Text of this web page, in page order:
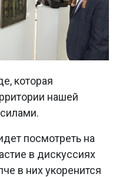
которая
нашей
посмотреть на
в дискуссиях
в них укоренится